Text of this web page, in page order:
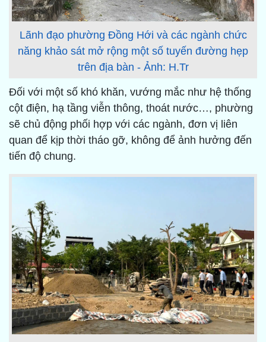
Lãnh đạo phường Đồng Hới và các ngành chức
năng khảo sát mở rộng một số tuyến đường hẹp
trên địa bàn - Ảnh: H.Tr
Đối với một số khó khăn, vướng mắc như hệ thống
cột điện, hạ tầng viễn thông, thoát nước…, phường
sẽ chủ động phối hợp với các ngành, đơn vị liên
quan để kịp thời tháo gỡ, không để ảnh hưởng đến
tiến độ chung.